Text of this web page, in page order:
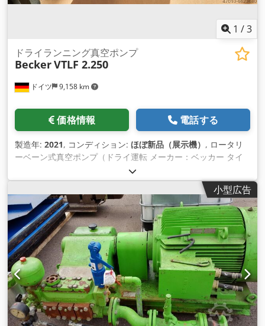
1 /3
ドイツ 9,158 km
ドライランニング真空ポンプ
BeckerVTLF 2.250
価格情報 電話する
製造年: 2021, コンディション: ほぼ新品（展示機） , ロータリ
ーベーン式真空ポンプ（ドライ運転 メーカー：ベッカー タイ
プ：VTLF 2.250 モーター：400V/50Hz 吸引力：250m³/h 到達
圧力：200mbar（abs.） 90%の真空度に対応 Csdohmfrajpfx
Actorf ステータス: New 納期：在庫あり
小型広告